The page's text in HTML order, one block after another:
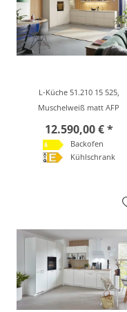
L-Küche 51.210 15 525,
Muschelweiß matt AFP
12.590,00 € *
Backofen
Kühlschrank